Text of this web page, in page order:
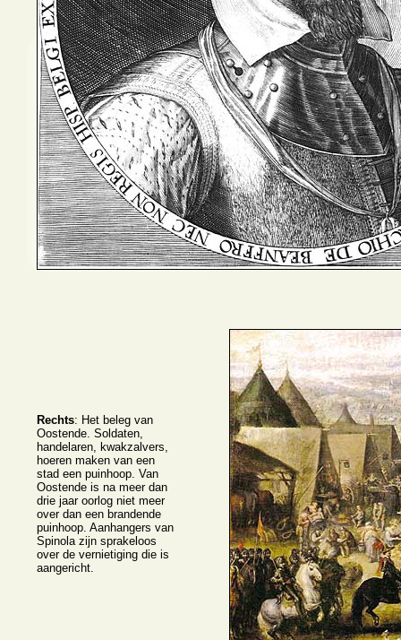
Rechts: Het beleg van
Oostende. Soldaten,
handelaren, kwakzalvers,
hoeren maken van een
stad een puinhoop. Van
Oostende is na meer dan
drie jaar oorlog niet meer
over dan een brandende
puinhoop. Aanhangers van
Spinola zijn sprakeloos
over de vernietiging die is
aangericht.